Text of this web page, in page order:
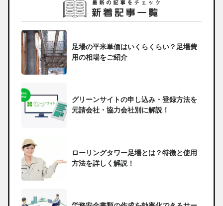
足場の平米単価はいくらくらい？足場費
用の相場をご紹介
グリーンサイトの申し込み・登録方法を
元請会社・協力会社別に解説！
ローリングタワー足場とは？特徴と使用
方法を詳しく解説！